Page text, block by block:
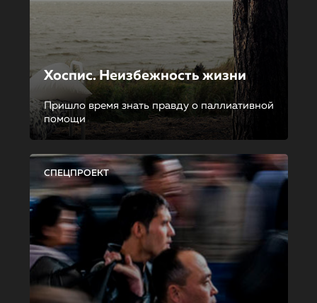
Хоспис. Неизбежность жизни
Пришло время знать правду о паллиативной
помощи
СПЕЦПРОЕКТ